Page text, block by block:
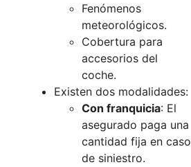
Fenómenos
meteorológicos.
Cobertura para
accesorios del
coche.
Existen dos modalidades:
Con franquicia: El
asegurado paga una
cantidad fija en caso
de siniestro.